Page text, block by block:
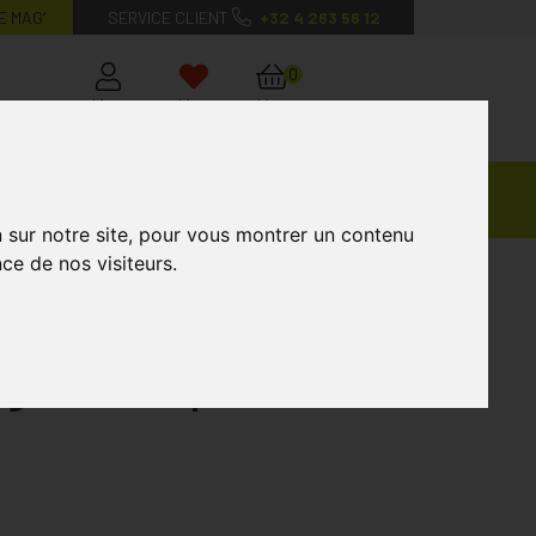
notre site, pour vous montrer un contenu
de nos visiteurs.
MAG’ SERVICE CLIENT +32 4 263 56 12
Mon
Mes
Mon
0